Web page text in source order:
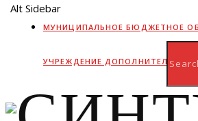
МУНИЦИПАЛЬНОЕ БЮДЖЕТНОЕ
УЧРЕЖДЕНИЕ ДОПОЛНИТЕЛЬНОГО
Alt Sidebar